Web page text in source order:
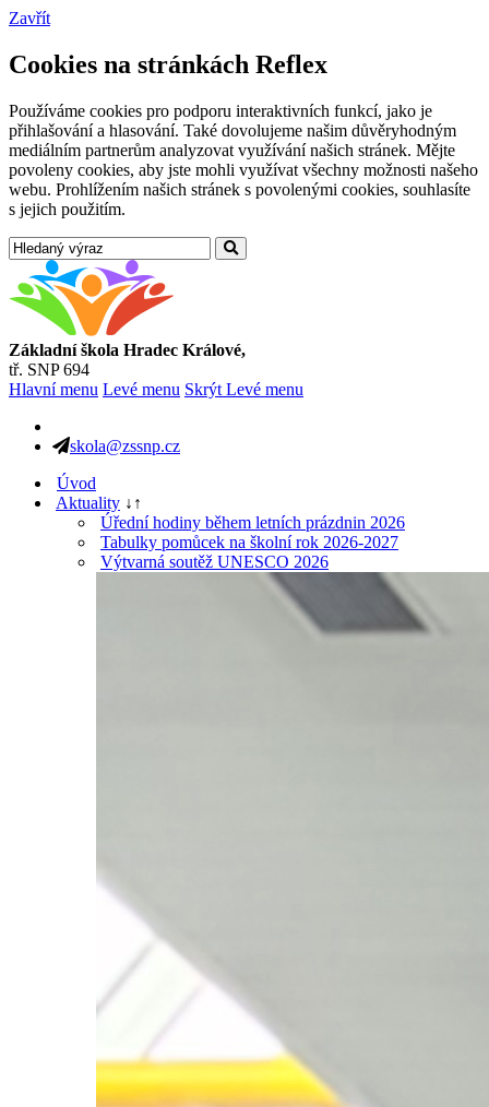
Zavřít
Cookies na stránkách Reflex
Používáme cookies pro podporu interaktivních funkcí, jako je
přihlašování a hlasování. Také dovolujeme našim důvěryhodným
mediálním partnerům analyzovat využívání našich stránek. Mějte
povoleny cookies, aby jste mohli využívat všechny možnosti našeho
webu. Prohlížením našich stránek s povolenými cookies, souhlasíte
s jejich použitím.
Základní škola Hradec Králové,
tř. SNP 694
Hlavní menu Levé menu Skrýt Levé menu
skola@zssnp.cz
Úvod
Aktuality ↓ ↑
Úřední hodiny během letních prázdnin 2026
Tabulky pomůcek na školní rok 2026-2027
Výtvarná soutěž UNESCO 2026